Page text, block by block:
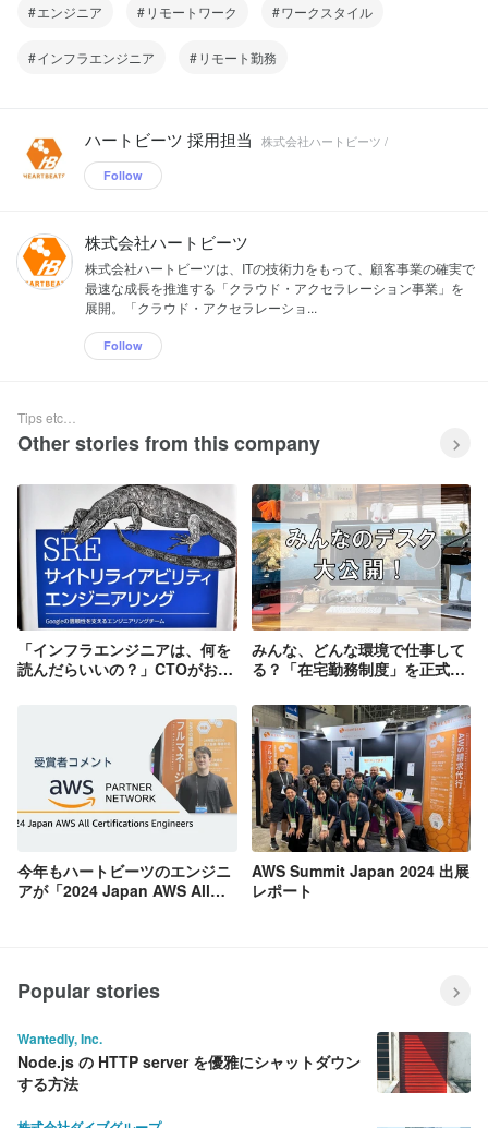
エンジニア リモートワーク ワークスタイル
インフラエンジニア リモート勤務
ハートビーツ 採用担当 株式会社ハートビーツ /
Follow
株式会社ハートビーツ
株式会社ハートビーツは、ITの技術力をもって、顧客事業の確実で
最速な成長を推進する「クラウド・アクセラレーション事業」を
展開。「クラウド・アクセラレーショ...
Follow
Tips etc…
Other stories from this company
「インフラエンジニアは、何を
読んだらいいの？」CTOがおす
みんな、どんな環境で仕事して
る？「在宅勤務制度」を正式導
デスクを公開！
今年もハートビーツのエンジニ
アが「2024 Japan AWS All
AWS Summit Japan 2024 出展
レポート
Popular stories
Wantedly, Inc.
Node.js の HTTP server を優雅にシャットダウン
する方法